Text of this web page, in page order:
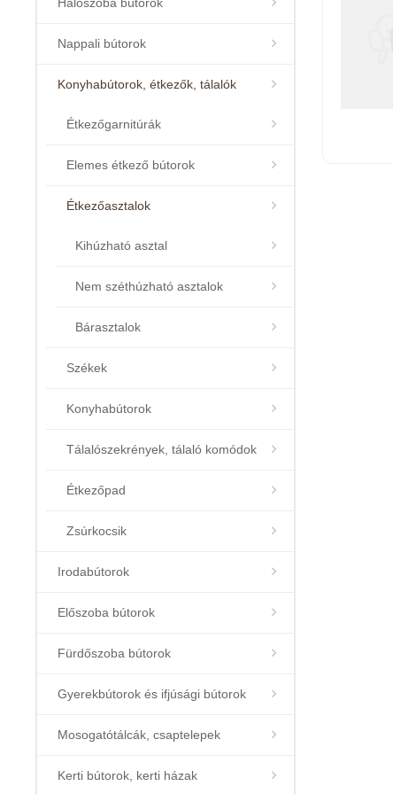
Hálószoba bútorok
Nappali bútorok
Konyhabútorok, étkezők, tálalók
Étkezőgarnitúrák
Elemes étkező bútorok
Étkezőasztalok
Kihúzható asztal
Nem széthúzható asztalok
Bárasztalok
Székek
Konyhabútorok
Tálalószekrények, tálaló komódok
Étkezőpad
Zsúrkocsik
Irodabútorok
Előszoba bútorok
Fürdőszoba bútorok
Gyerekbútorok és ifjúsági bútorok
Mosogatótálcák, csaptelepek
Kerti bútorok, kerti házak